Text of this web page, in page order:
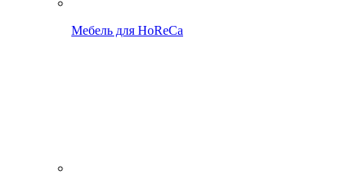
Мебель для HoReCa